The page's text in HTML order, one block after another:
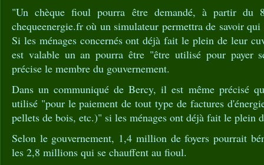
"Un chèque fioul pourra être demandé, à partir du
chequeenergie.fr où un simulateur permettra de savoir
Si les ménages concernés ont déjà fait le plein de leur
est valable un an pourra être "être utilisé pour payer
précise le membre du gouvernement.
Dans un communiqué de Bercy, il est même précisé
utilisé "pour le paiement de tout type de factures
pellets de bois, etc.)" si les ménages ont déjà fait le plein
Selon le gouvernement, 1,4 million de foyers pourrait
les 2,8 millions qui se chauffent au fioul.